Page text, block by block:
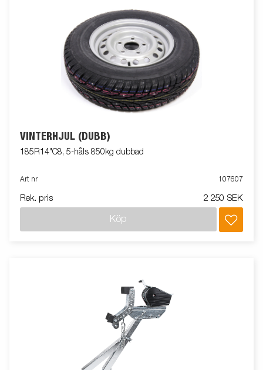
VINTERHJUL (DUBB)
185R14"C8, 5-håls 850kg dubbad
Art nr 107607
Rek. pris 2 250 SEK
Köp